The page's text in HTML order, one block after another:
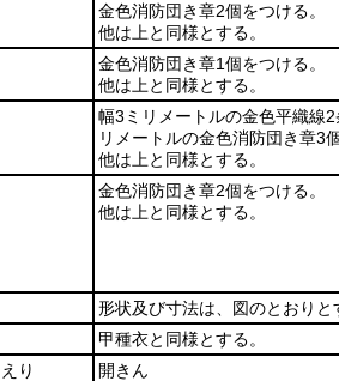
金色消防団き章2個をつける。
他は上と同様とする。
金色消防団き章1個をつける。
他は上と同様とする。
幅3ミリメートルの金色平織線2
リメートルの金色消防団き章3
他は上と同様とする。
金色消防団き章2個をつける。
他は上と同様とする。
形状及び寸法は、図のとおりと
甲種衣と同様とする。
えり
開きん